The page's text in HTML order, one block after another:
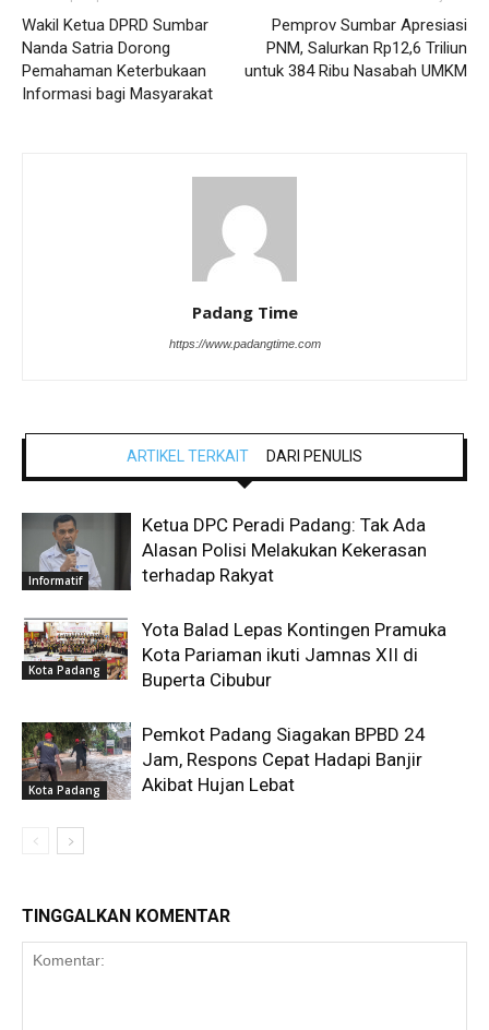
Wakil Ketua DPRD Sumbar
Nanda Satria Dorong
Pemahaman Keterbukaan
Informasi bagi Masyarakat
Pemprov Sumbar Apresiasi
PNM, Salurkan Rp12,6 Triliun
untuk 384 Ribu Nasabah UMKM
Padang Time
https://www.padangtime.com
ARTIKEL TERKAIT DARI PENULIS
Informatif
Ketua DPC Peradi Padang: Tak Ada
Alasan Polisi Melakukan Kekerasan
terhadap Rakyat
Kota Padang
Yota Balad Lepas Kontingen Pramuka
Kota Pariaman ikuti Jamnas XII di
Buperta Cibubur
Kota Padang
Pemkot Padang Siagakan BPBD 24
Jam, Respons Cepat Hadapi Banjir
Akibat Hujan Lebat
TINGGALKAN KOMENTAR